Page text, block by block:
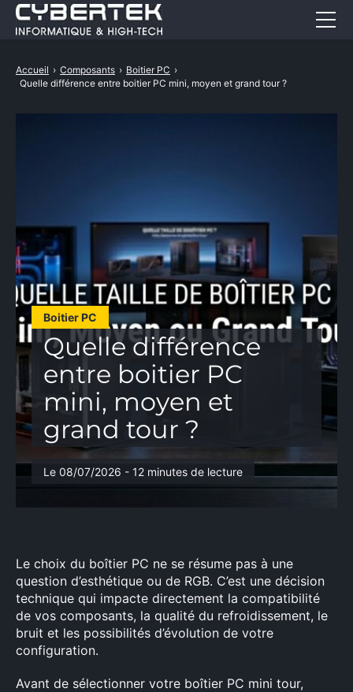
Boitier PC
Quelle différence
entre boitier PC
mini, moyen et
grand tour ?
Le 08/07/2026 - 12 minutes de lecture
Accueil › Composants › Boitier PC ›
Quelle différence entre boitier PC mini, moyen et grand tour ?
Le choix du boîtier PC ne se résume pas à une
question d’esthétique ou de RGB. C’est une décision
technique qui impacte directement la compatibilité
de vos composants, la qualité du refroidissement, le
bruit et les possibilités d’évolution de votre
configuration.
Avant de sélectionner votre boîtier PC mini tour,
Guides d’achat
Composants
Périphériques
Ecran PC bureautique
Ecran PC gamer
Actualités
BOUTIQUE